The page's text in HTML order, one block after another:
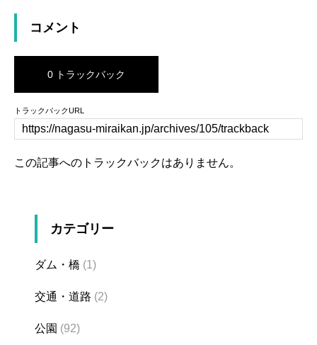
コメント
0 トラックバック
トラックバックURL
この記事へのトラックバックはありません。
カテゴリー
ダム・橋 (1)
交通・道路 (2)
公園 (92)